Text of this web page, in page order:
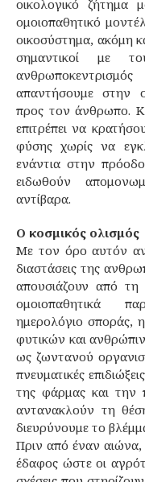
οικολογικό ζήτημα
ομοιοπαθητικό
οικοσύστημα, ακόμη
σημαντικοί με
απαντήσουμε στην
προς τον άνθρωπο.
επιτρέπει να
φύσης χωρίς να
ενάντια στην
ειδωθούν
αντίβαρα.
Ο κοσμικός ολισμός
Με τον όρο αυτόν
διαστάσεις της
απουσιάζουν από τη
ομοιοπαθητικά
ημερολόγιο σποράς,
φυτικών και
ως ζωντανού
πνευματικές
της φάρμας και την
αντανακλούν τη
διευρύνουμε το
Πριν από έναν
έδαφος ώστε οι